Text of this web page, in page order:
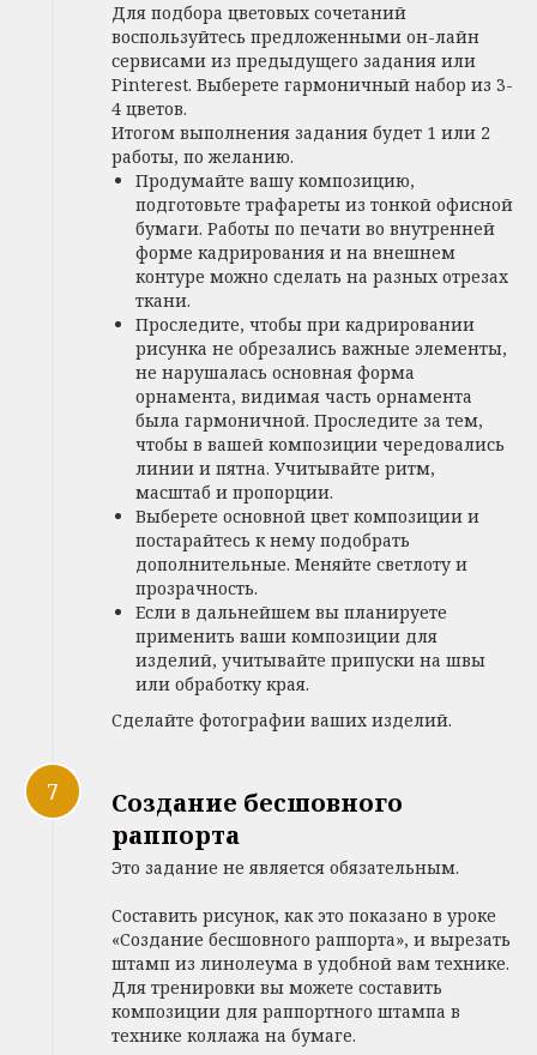
Для подбора цветовых сочетаний
воспользуйтесь предложенными он-лайн
сервисами из предыдущего задания или
Pinterest. Выберете гармоничный набор из 3-
4 цветов.
Итогом выполнения задания будет 1 или 2
работы, по желанию.
Продумайте вашу композицию,
подготовьте трафареты из тонкой офисной
бумаги. Работы по печати во внутренней
форме кадрирования и на внешнем
контуре можно сделать на разных отрезах
ткани.
Проследите, чтобы при кадрировании
рисунка не обрезались важные элементы,
не нарушалась основная форма
орнамента, видимая часть орнамента
была гармоничной. Проследите за тем,
чтобы в вашей композиции чередовались
линии и пятна. Учитывайте ритм,
масштаб и пропорции.
Выберете основной цвет композиции и
постарайтесь к нему подобрать
дополнительные. Меняйте светлоту и
прозрачность.
Если в дальнейшем вы планируете
применить ваши композиции для
изделий, учитывайте припуски на швы
или обработку края.
Сделайте фотографии ваших изделий.
Создание бесшовного
раппорта
Это задание не является обязательным.
Составить рисунок, как это показано в уроке
«Создание бесшовного раппорта», и вырезать
штамп из линолеума в удобной вам технике.
Для тренировки вы можете составить
композиции для раппортного штампа в
технике коллажа на бумаге.